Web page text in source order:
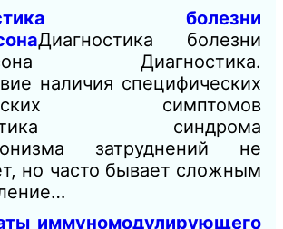
болезни
Диагностика болезни
Диагностика.
наличия специфических
симптомов
синдрома
затруднений не
но часто бывает сложным
иммуномодулирующего